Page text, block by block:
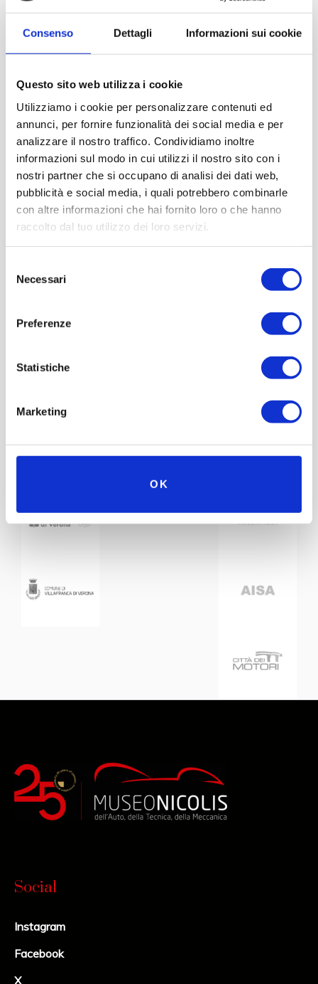
Consenso Dettagli Informazioni sui cookie
Questo sito web utilizza i cookie
Utilizziamo i cookie per personalizzare contenuti ed
annunci, per fornire funzionalità dei social media e per
analizzare il nostro traffico. Condividiamo inoltre
informazioni sul modo in cui utilizzi il nostro sito con i
nostri partner che si occupano di analisi dei dati web,
pubblicità e social media, i quali potrebbero combinarle
con altre informazioni che hai fornito loro o che hanno
raccolto dal tuo utilizzo dei loro servizi.
delNecessari
Preferenze
Statistiche
Marketing
OK
errato calcolo della distribuzione dei pesi e le gomme
Pirelli, la cui casa si ritirò dalla Formula 1 a fine stagione,
non erano molto competitive de Cesaris riuscì ad ottenere
posto) che gli permisero di raggiungere il 9° posto nella
classifica.
Social
Instagram
Facebook
X